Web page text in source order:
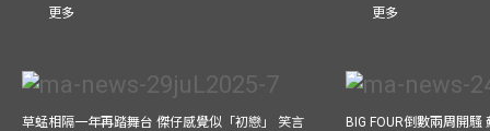
更多
更多
草蜢相隔一年再踏舞台 傑仔感覺似「初戀」 笑言
BIG FOUR倒數兩周開